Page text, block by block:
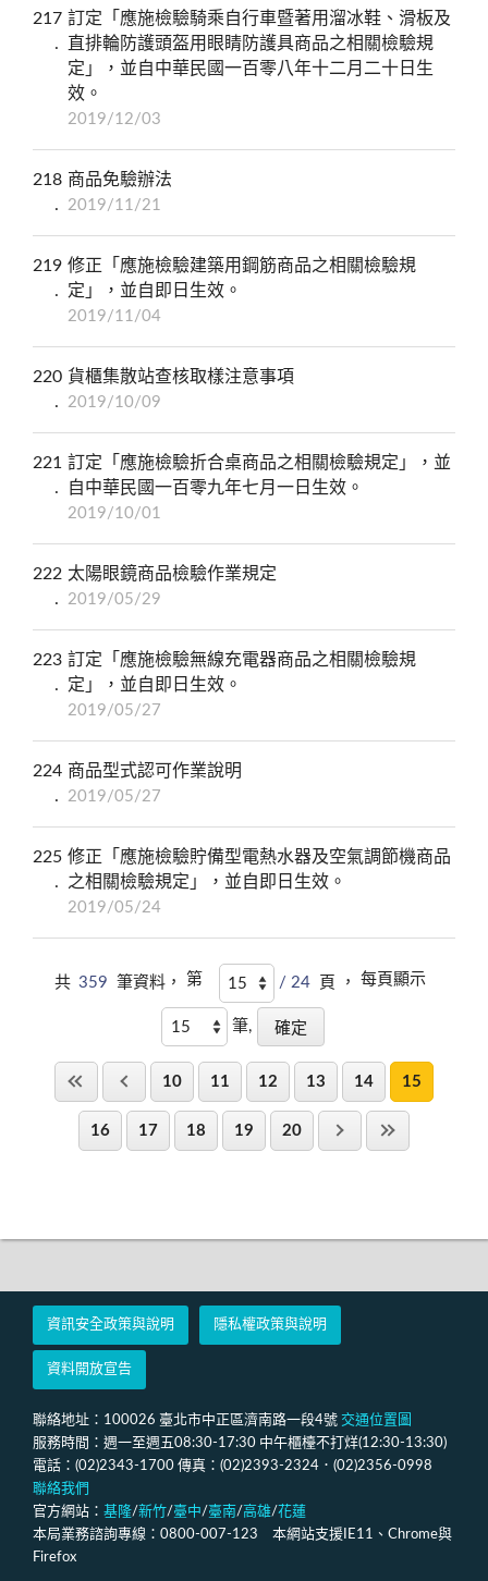
217 訂定「應施檢驗騎乘自行車暨著用溜冰鞋、滑板及
直排輪防護頭盔用眼睛防護具商品之相關檢驗規
定」，並自中華民國一百零八年十二月二十日生
效。
2019/12/03
218 商品免驗辦法
2019/11/21
219 修正「應施檢驗建築用鋼筋商品之相關檢驗規
定」，並自即日生效。
2019/11/04
220 貨櫃集散站查核取樣注意事項
2019/10/09
221 訂定「應施檢驗折合桌商品之相關檢驗規定」，並
自中華民國一百零九年七月一日生效。
2019/10/01
222 太陽眼鏡商品檢驗作業規定
2019/05/29
223 訂定「應施檢驗無線充電器商品之相關檢驗規
定」，並自即日生效。
2019/05/27
224 商品型式認可作業說明
2019/05/27
225 修正「應施檢驗貯備型電熱水器及空氣調節機商品
之相關檢驗規定」，並自即日生效。
2019/05/24
共 359 筆資料， 第 / 24 頁 ， 每頁顯示
筆,
10 11 12 13 14 15
16 17 18 19 20
資訊安全政策與說明 隱私權政策與說明
資料開放宣告
聯絡地址：100026 臺北市中正區濟南路一段4號 交通位置圖
服務時間：週一至週五08:30-17:30 中午櫃檯不打烊(12:30-13:30)
電話：(02)2343-1700 傳真：(02)2393-2324．(02)2356-0998
聯絡我們
官方網站： 基隆/新竹/臺中/臺南/高雄/花蓮
本局業務諮詢專線：0800-007-123 本網站支援IE11、Chrome與
Firefox